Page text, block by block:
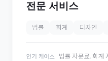
전문 서비스
법률 회계 디자인
인기 케이스 법률 자문료, 회계